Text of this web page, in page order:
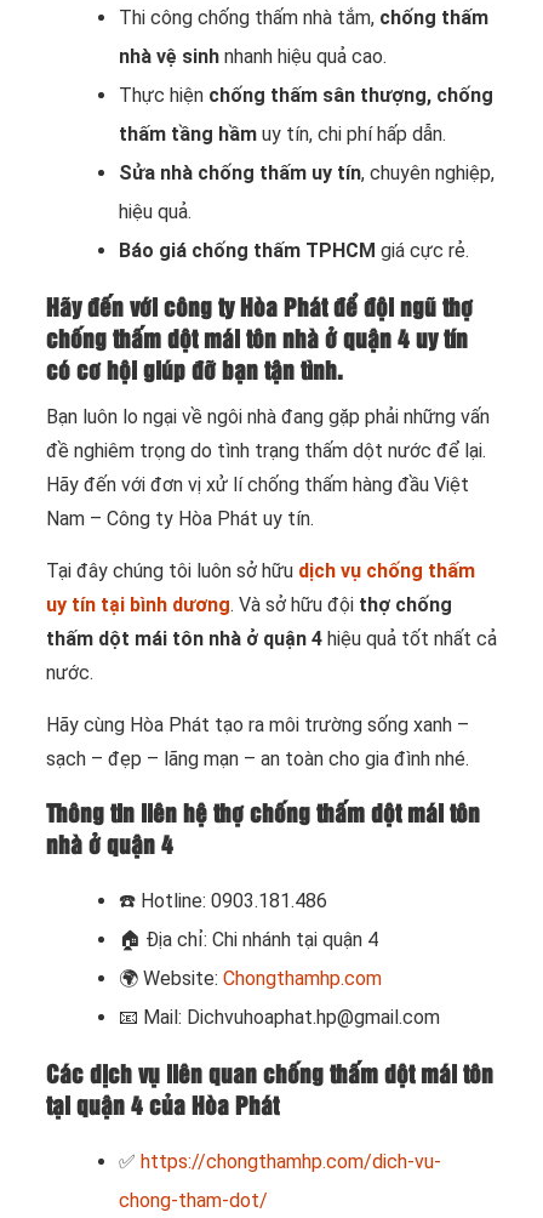
Thi công chống thấm nhà tắm, chống thấm
nhà vệ sinh nhanh hiệu quả cao.
Thực hiện chống thấm sân thượng, chống
thấm tầng hầm uy tín, chi phí hấp dẫn.
Sửa nhà chống thấm uy tín, chuyên nghiệp,
hiệu quả.
Báo giá chống thấm TPHCM giá cực rẻ.
Hãy đến với công ty Hòa Phát để đội ngũ thợ
chống thấm dột mái tôn nhà ở quận 4 uy tín
có cơ hội giúp đỡ bạn tận tình.
Bạn luôn lo ngại về ngôi nhà đang gặp phải những vấn
đề nghiêm trọng do tình trạng thấm dột nước để lại.
Hãy đến với đơn vị xử lí chống thấm hàng đầu Việt
Nam – Công ty Hòa Phát uy tín.
Tại đây chúng tôi luôn sở hữu dịch vụ chống thấm
uy tín tại bình dương. Và sở hữu đội thợ chống
thấm dột mái tôn nhà ở quận 4 hiệu quả tốt nhất cả
nước.
Hãy cùng Hòa Phát tạo ra môi trường sống xanh –
sạch – đẹp – lãng mạn – an toàn cho gia đình nhé.
Thông tin liên hệ thợ chống thấm dột mái tôn
nhà ở quận 4
☎️ Hotline: 0903.181.486
🏠 Địa chỉ: Chi nhánh tại quận 4
🌍 Website: Chongthamhp.com
📧 Mail: Dichvuhoaphat.hp@gmail.com
Các dịch vụ liên quan chống thấm dột mái tôn
tại quận 4 của Hòa Phát
✅ https://chongthamhp.com/dich-vu-
chong-tham-dot/